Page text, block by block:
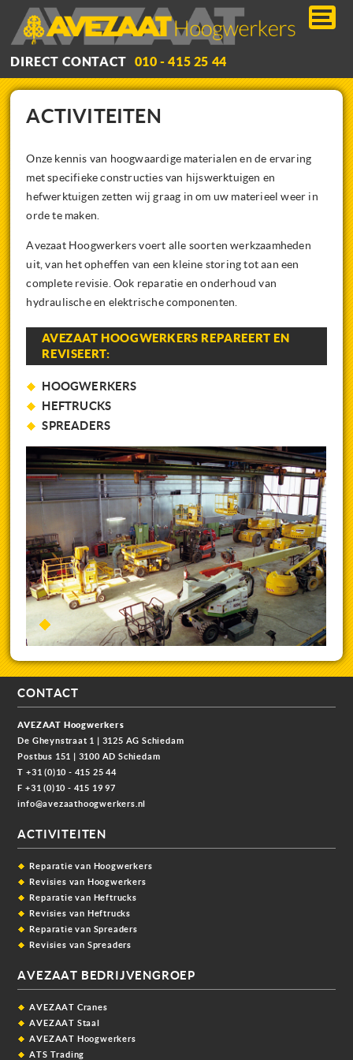
DIRECT CONTACT 010 - 415 25 44
ACTIVITEITEN
CONTACT
ACTIVITEITEN
Onze kennis van hoogwaardige materialen en de ervaring
met specifieke constructies van hijswerktuigen en
hefwerktuigen zetten wij graag in om uw materieel weer in
orde te maken.
Avezaat Hoogwerkers voert alle soorten werkzaamheden
uit, van het opheffen van een kleine storing tot aan een
complete revisie. Ook reparatie en onderhoud van
hydraulische en elektrische componenten.
AVEZAAT HOOGWERKERS REPAREERT EN
REVISEERT:
HOOGWERKERS
HEFTRUCKS
SPREADERS
CONTACT
AVEZAAT Hoogwerkers
De Gheynstraat 1 | 3125 AG Schiedam
Postbus 151 | 3100 AD Schiedam
T +31 (0)10 - 415 25 44
F +31 (0)10 - 415 19 97
info@avezaathoogwerkers.nl
ACTIVITEITEN
Reparatie van Hoogwerkers
Revisies van Hoogwerkers
Reparatie van Heftrucks
Revisies van Heftrucks
Reparatie van Spreaders
Revisies van Spreaders
AVEZAAT BEDRIJVENGROEP
AVEZAAT Cranes
AVEZAAT Staal
AVEZAAT Hoogwerkers
ATS Trading